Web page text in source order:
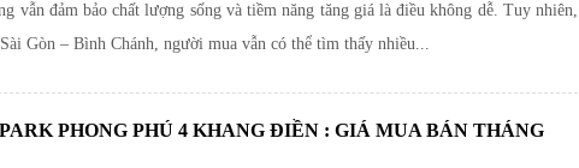
vẫn đảm bảo chất lượng sống và tiềm năng tăng giá là điều không dễ. Tuy nhiên,
Gòn – Bình Chánh, người mua vẫn có thể tìm thấy nhiều...
PHONG PHÚ 4 KHANG ĐIỀN : GIÁ MUA BÁN THÁNG